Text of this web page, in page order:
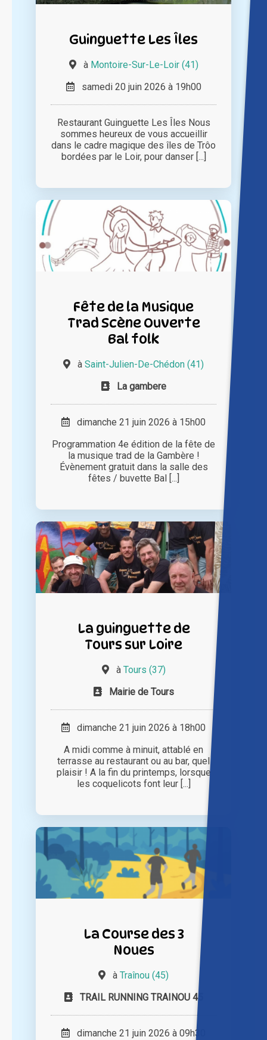
Guinguette Les Îles
à Montoire-Sur-Le-Loir (41)
samedi 20 juin 2026 à 19h00
Restaurant Guinguette Les Îles Nous
sommes heureux de vous accueillir
dans le cadre magique des îles de Trôo
bordées par le Loir, pour danser [...]
Fête de la Musique
Trad Scène Ouverte
Bal folk
à Saint-Julien-De-Chédon (41)
La gambere
dimanche 21 juin 2026 à 15h00
Programmation 4e édition de la fête de
la musique trad de la Gambère !
Évènement gratuit dans la salle des
fêtes / buvette Bal [...]
La guinguette de
Tours sur Loire
à Tours (37)
Mairie de Tours
dimanche 21 juin 2026 à 18h00
A midi comme à minuit, attablé en
terrasse au restaurant ou au bar, quel
plaisir ! A la fin du printemps, lorsque
les coquelicots font leur [...]
La Course des 3
Noues
à Traînou (45)
TRAIL RUNNING TRAINOU 45
dimanche 21 juin 2026 à 09h30